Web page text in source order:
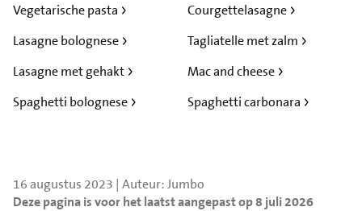
Vegetarische pasta
Lasagne bolognese
Lasagne met gehakt
Spaghetti bolognese
Courgettelasagne
Tagliatelle met zalm
Mac and cheese
Spaghetti carbonara
16 augustus 2023 | Auteur: Jumbo
Deze pagina is voor het laatst aangepast op 8 juli 2026